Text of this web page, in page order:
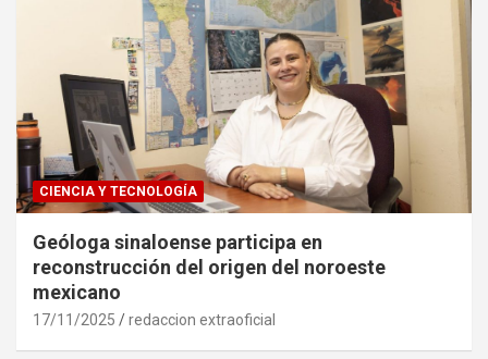
CIENCIA Y TECNOLOGÍA
Geóloga sinaloense participa en
reconstrucción del origen del noroeste
mexicano
17/11/2025 redaccion extraoficial